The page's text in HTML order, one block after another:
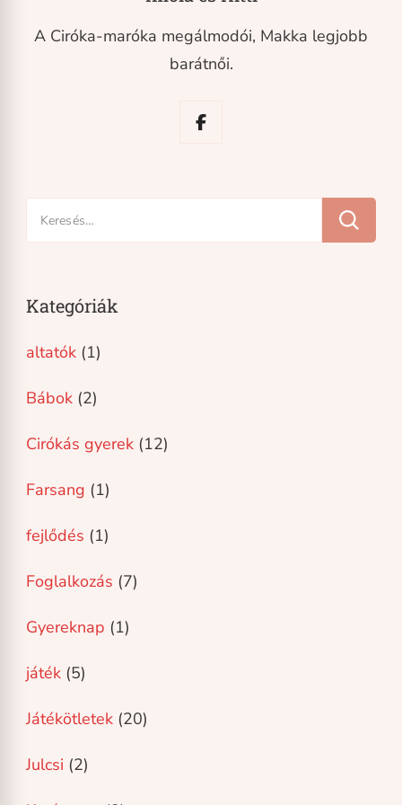
A Ciróka-maróka megálmodói, Makka legjobb
barátnői.
Keresés:
Kategóriák
altatók (1)
Bábok (2)
Cirókás gyerek (12)
Farsang (1)
fejlődés (1)
Foglalkozás (7)
Gyereknap (1)
játék (5)
Játékötletek (20)
Julcsi (2)